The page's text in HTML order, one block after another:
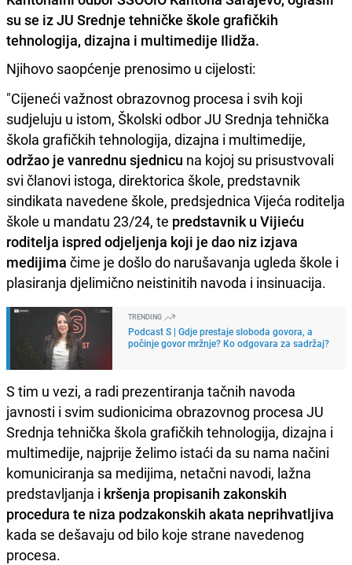
su se iz JU Srednje tehničke škole grafičkih
tehnologija, dizajna i multimedije Ilidža.
Njihovo saopćenje prenosimo u cijelosti:
"Cijeneći važnost obrazovnog procesa i svih koji
sudjeluju u istom, Školski odbor JU Srednja tehnička
škola grafičkih tehnologija, dizajna i multimedije,
održao je vanrednu sjednicu na kojoj su prisustvovali
svi članovi istoga, direktorica škole, predstavnik
sindikata navedene škole, predsjednica Vijeća roditelja
škole u mandatu 23/24, te predstavnik u Vijieću
roditelja ispred odjeljenja koji je dao niz izjava
medijima čime je došlo do narušavanja ugleda škole i
plasiranja djelimično neistinitih navoda i insinuacija.
TRENDING
Podcast S | Gdje prestaje sloboda govora, a
počinje govor mržnje? Ko odgovara za sadržaj?
S tim u vezi, a radi prezentiranja tačnih navoda
javnosti i svim sudionicima obrazovnog procesa JU
Srednja tehnička škola grafičkih tehnologija, dizajna i
multimedije, najprije želimo istaći da su nama načini
komuniciranja sa medijima, netačni navodi, lažna
predstavljanja i kršenja propisanih zakonskih
procedura te niza podzakonskih akata neprihvatljiva
kada se dešavaju od bilo koje strane navedenog
procesa.